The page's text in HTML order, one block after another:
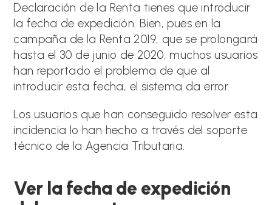
Declaración de la Renta tienes que introducir
la fecha de expedición. Bien, pues en la
campaña de la Renta 2019, que se prolongará
hasta el 30 de junio de 2020, muchos usuarios
han reportado el problema de que al
introducir esta fecha, el sistema da error.
Los usuarios que han conseguido resolver esta
incidencia lo han hecho a través del soporte
técnico de la Agencia Tributaria.
Ver la fecha de expedición